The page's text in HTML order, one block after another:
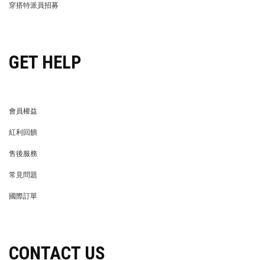
穿搭特派員招募
GET HELP
會員權益
紅利回饋
售後服務
常見問題
國際訂單
CONTACT US